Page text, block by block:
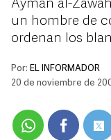
Ayman al-
un hombre de
ordenan los
Por: EL INFORMADOR
20 de noviembre de